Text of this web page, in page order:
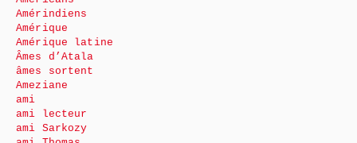
Amérindiens
Amérique
Amérique latine
Âmes d’Atala
âmes sortent
Ameziane
ami
ami lecteur
ami Sarkozy